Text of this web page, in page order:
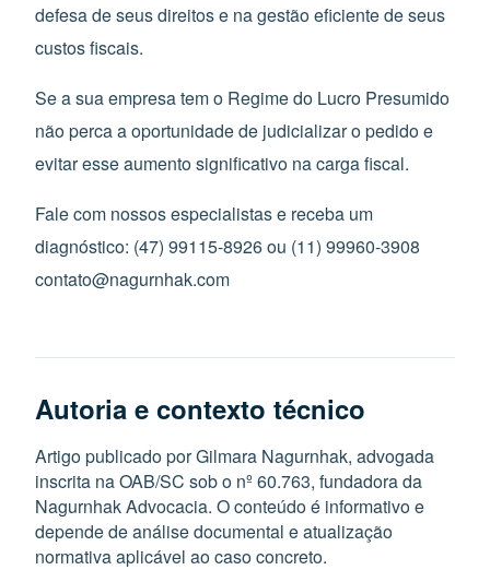
defesa de seus direitos e na gestão eficiente de seus
custos fiscais.
Se a sua empresa tem o Regime do Lucro Presumido
não perca a oportunidade de judicializar o pedido e
evitar esse aumento significativo na carga fiscal.
Fale com nossos especialistas e receba um
diagnóstico: (47) 99115-8926 ou (11) 99960-3908
contato@nagurnhak.com
Autoria e contexto técnico
Artigo publicado por Gilmara Nagurnhak, advogada
inscrita na OAB/SC sob o nº 60.763, fundadora da
Nagurnhak Advocacia. O conteúdo é informativo e
depende de análise documental e atualização
normativa aplicável ao caso concreto.